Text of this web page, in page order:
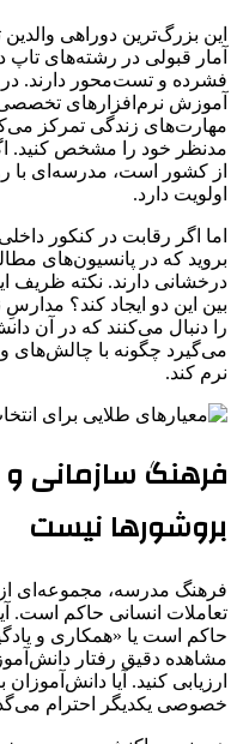
این بزرگ‌ترین دوراهی
آمار قبولی در رشته‌های
فشرده و تست‌محور دارند.
آموزش نرم‌افزارهای
مهارت‌های زندگی تمرکز
مدنظر خود را مشخص کنید.
از کشور است، مدرسه‌ای با
اولویت دارد.
اما اگر رقابت در کنکور
بروید که در پانسیون‌های
درخشانی دارند. نکته ظریف
بین این دو ایجاد کند؟
را دنبال می‌کنند که در آن
می‌گیرد چگونه با چالش‌های
نرم کند.
فرهنگ سازمانی و
بروشورها نیست
فرهنگ مدرسه، مجموعه‌ای
تعاملات انسانی حاکم است.
حاکم است یا «همکاری و
مشاهده دقیق رفتار
ارزیابی کنید. آیا
خصوصی یکدیگر احترام